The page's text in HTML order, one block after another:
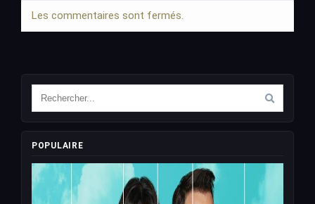
Les commentaires sont fermés.
POPULAIRE